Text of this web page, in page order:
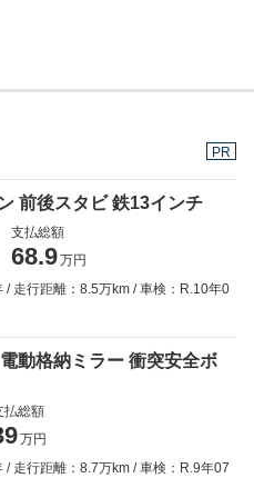
PR
前後スタビ 鉄13インチ
支払総額
68.9万円
走行距離：8.5万km
車検：R.10年0
動格納ミラー 衝突安全ボ
払総額
万円
走行距離：8.7万km
車検：R.9年07